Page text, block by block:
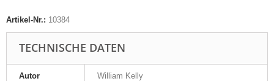
Artikel-Nr.: 10384
TECHNISCHE DATEN
Autor William Kelly